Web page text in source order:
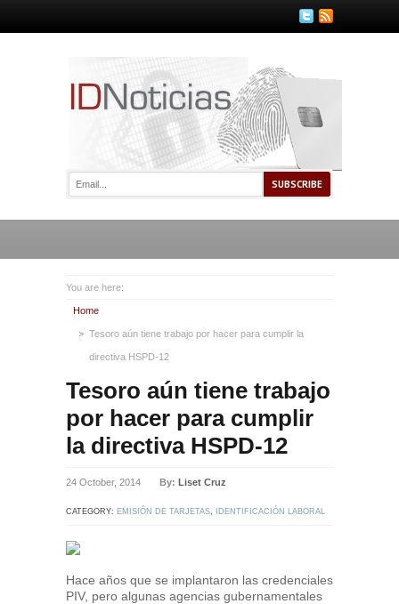
You are here:
Home
Tesoro aún tiene trabajo por hacer para cumplir la
directiva HSPD-12
Tesoro aún tiene trabajo
por hacer para cumplir
la directiva HSPD-12
24 October, 2014 By: Liset Cruz
CATEGORY: EMISIÓN DE TARJETAS, IDENTIFICACIÓN LABORAL
Hace años que se implantaron las credenciales
PIV, pero algunas agencias gubernamentales